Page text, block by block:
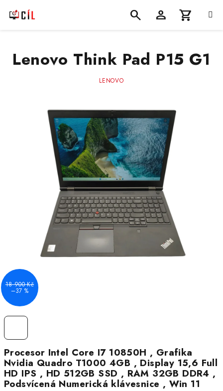
košík
Procesor Intel Core I7 10850H , Grafika
Nvidia Quadro T1000 4GB , Display 15,6 Full
HD IPS , HD 512GB SSD , RAM 32GB DDR4 ,
Podsvícená Numerická klávesnice , Win 11
Lenovo Think Pad P15 G1
LENOVO
18 900 Kč
–37 %